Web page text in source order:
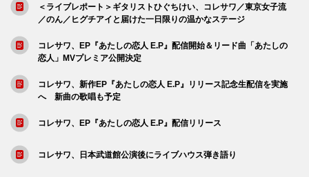
＜ライブレポート＞ギタリストひぐちけい、コレサワ／東京女子流
／のん／ヒグチアイと届けた一日限りの温かなステージ
コレサワ、EP『あたしの恋人 E.P』配信開始＆リード曲「あたしの
恋人」MVプレミア公開決定
コレサワ、新作EP『あたしの恋人 E.P』リリース記念生配信を実施
へ 新曲の歌唱も予定
コレサワ、EP『あたしの恋人 E.P』配信リリース
コレサワ、日本武道館公演後にライブハウス弾き語り